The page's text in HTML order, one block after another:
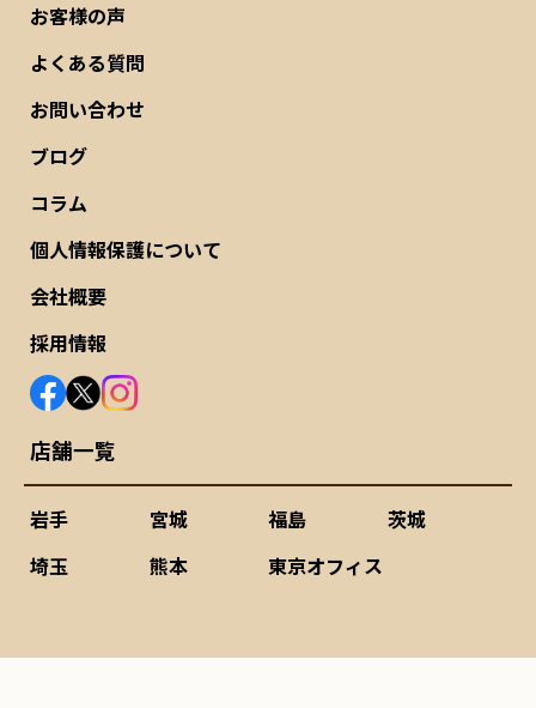
お客様の声
よくある質問
お問い合わせ
ブログ
コラム
個人情報保護について
会社概要
採用情報
店舗一覧
岩手 宮城 福島
茨城
埼玉
熊本 東京オフィス